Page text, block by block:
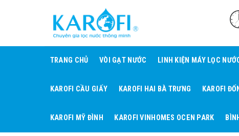
TRANG CHỦ VÒI GẠT NƯỚC LINH KIỆN MÁY LỌC
KAROFI CẦU GIẤY KAROFI HAI BÀ TRƯNG KAROFI
KAROFI MỸ ĐÌNH KAROFI VINHOMES OCEN PARK